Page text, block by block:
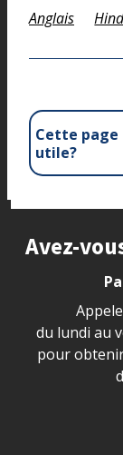
Anglais
Cette
utile?
Site footer
Avez-
du lundi au
pour